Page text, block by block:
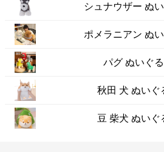
シュナウザー ぬ
ポメラニアン ぬ
パグ ぬいぐ
秋田 犬 ぬいぐ
豆 柴犬 ぬいぐ